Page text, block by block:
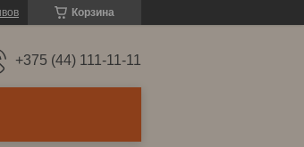
Корзина
+375 (44) 111-11-11